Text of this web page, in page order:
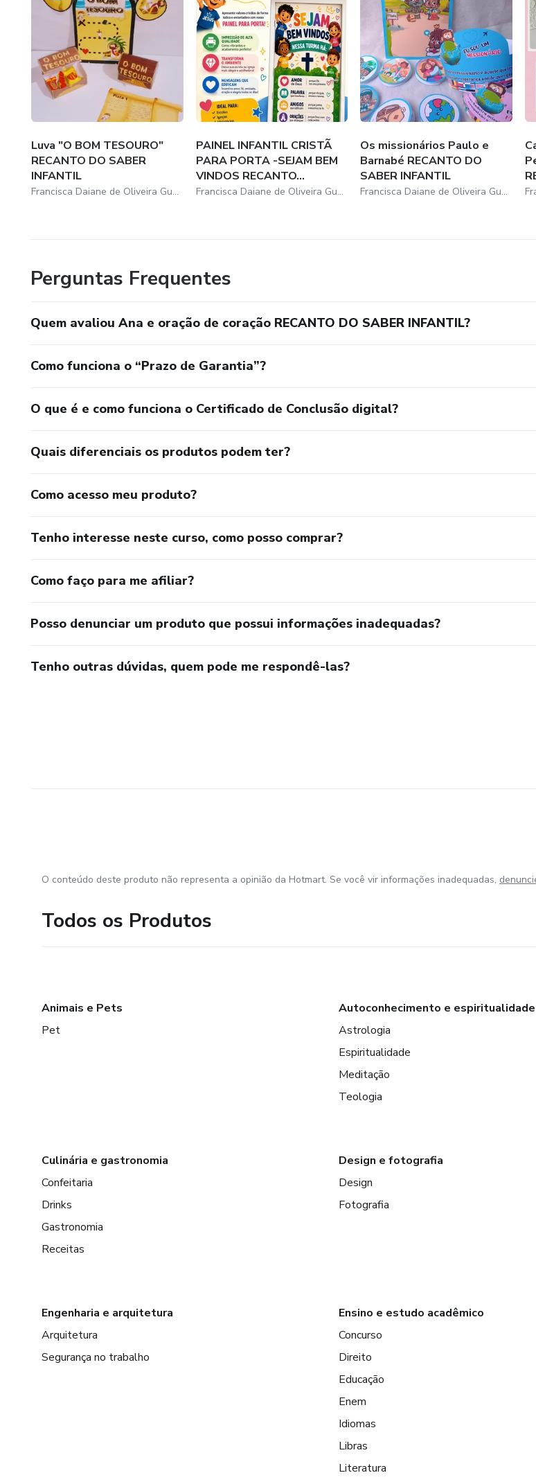
Luva "O BOM TESOURO"
RECANTO DO SABER
INFANTIL
Francisca Daiane de Oliveira Guedes
PAINEL INFANTIL CRISTÃ
PARA PORTA -SEJAM BEM
VINDOS RECANTO...
Francisca Daiane de Oliveira Guedes
Os missionários Paulo e
Barnabé RECANTO DO
SABER INFANTIL
Francisca Daiane de Oliveira Guedes
Perguntas Frequentes
Quem avaliou Ana e oração de coração RECANTO DO SABER INFANTIL?
Como funciona o “Prazo de Garantia”?
O que é e como funciona o Certificado de Conclusão digital?
Quais diferenciais os produtos podem ter?
Como acesso meu produto?
Tenho interesse neste curso, como posso comprar?
Como faço para me afiliar?
Posso denunciar um produto que possui informações inadequadas?
Tenho outras dúvidas, quem pode me respondê-las?
O conteúdo deste produto não representa a opinião da Hotmart. Se você vir informações inadequadas,
Todos os Produtos
Animais e Pets
Pet
Autoconhecimento e espiritualidade
Astrologia
Espiritualidade
Meditação
Teologia
Culinária e gastronomia
Confeitaria
Drinks
Gastronomia
Receitas
Design e fotografia
Design
Fotografia
Engenharia e arquitetura
Arquitetura
Segurança no trabalho
Ensino e estudo acadêmico
Concurso
Direito
Educação
Enem
Idiomas
Libras
Literatura